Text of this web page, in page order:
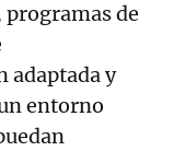
programas de
adaptada y
entorno